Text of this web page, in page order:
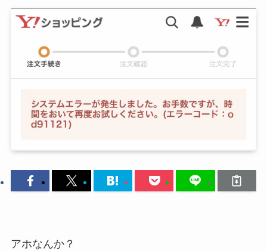
アホなんか？